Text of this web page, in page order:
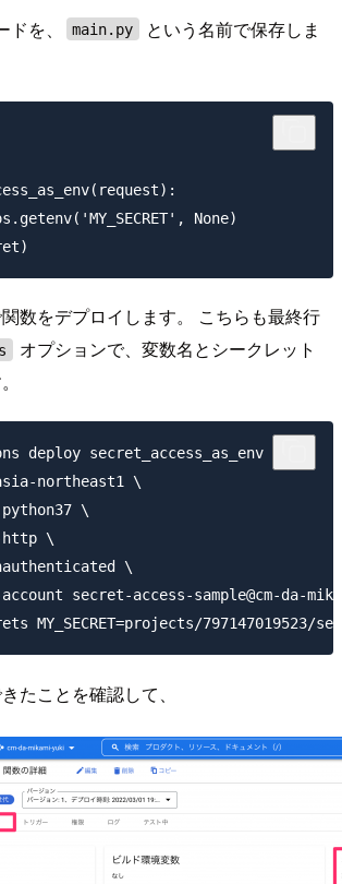
を、 main.py
という名前で保存しま
None)
数をデプロイします。 こちらも最終行
オプションで、変数名とシークレット
deploy secret_access_as_env \
northeast1 \
\
\
\
secret-access-sample@cm-da-
たことを確認して、